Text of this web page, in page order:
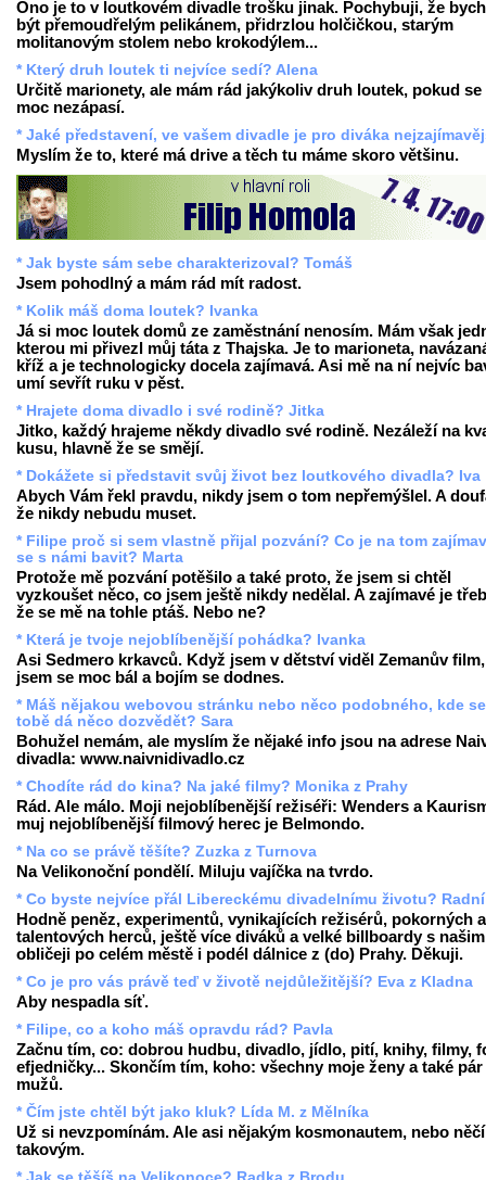
Ono je to v loutkovém divadle trošku jinak. Pochybuji, že
být přemoudřelým pelikánem, přidrzlou holčičkou, starým
molitanovým stolem nebo krokodýlem...
* Který druh loutek ti nejvíce sedí? Alena
Určitě marionety, ale mám rád jakýkoliv druh loutek, pokud se
moc nezápasí.
* Jaké představení, ve vašem divadle je pro diváka
Myslím že to, které má drive a těch tu máme skoro většinu.
* Jak byste sám sebe charakterizoval? Tomáš
Jsem pohodlný a mám rád mít radost.
* Kolik máš doma loutek? Ivanka
Já si moc loutek domů ze zaměstnání nenosím. Mám však
kterou mi přivezl můj táta z Thajska. Je to marioneta,
kříž a je technologicky docela zajímavá. Asi mě na ní nejvíc
umí sevřít ruku v pěst.
* Hrajete doma divadlo i své rodině? Jitka
Jitko, každý hrajeme někdy divadlo své rodině. Nezáleží na
kusu, hlavně že se smějí.
* Dokážete si představit svůj život bez loutkového divadla? Iva
Abych Vám řekl pravdu, nikdy jsem o tom nepřemýšlel. A
že nikdy nebudu muset.
* Filipe proč si sem vlastně přijal pozvání? Co je na tom
se s námi bavit? Marta
Protože mě pozvání potěšilo a také proto, že jsem si chtěl
vyzkoušet něco, co jsem ještě nikdy nedělal. A zajímavé je
že se mě na tohle ptáš. Nebo ne?
* Která je tvoje nejoblíbenější pohádka? Ivanka
Asi Sedmero krkavců. Když jsem v dětství viděl Zemanův
jsem se moc bál a bojím se dodnes.
* Máš nějakou webovou stránku nebo něco podobného, kde
tobě dá něco dozvědět? Sara
Bohužel nemám, ale myslím že nějaké info jsou na adrese
divadla: www.naivnidivadlo.cz
* Chodíte rád do kina? Na jaké filmy? Monika z Prahy
Rád. Ale málo. Moji nejoblíbenější režiséři: Wenders a
muj nejoblíbenější filmový herec je Belmondo.
* Na co se právě těšíte? Zuzka z Turnova
Na Velikonoční pondělí. Miluju vajíčka na tvrdo.
* Co byste nejvíce přál Libereckému divadelnímu životu? Radní
Hodně peněz, experimentů, vynikajících režisérů, pokorných a
talentových herců, ještě více diváků a velké billboardy s
obličeji po celém městě i podél dálnice z (do) Prahy. Děkuji.
* Co je pro vás právě teď v životě nejdůležitější? Eva z Kladna
Aby nespadla síť.
* Filipe, co a koho máš opravdu rád? Pavla
Začnu tím, co: dobrou hudbu, divadlo, jídlo, pití, knihy, filmy,
efjedničky... Skončím tím, koho: všechny moje ženy a také pár
mužů.
* Čím jste chtěl být jako kluk? Lída M. z Mělníka
Už si nevzpomínám. Ale asi nějakým kosmonautem, nebo
takovým.